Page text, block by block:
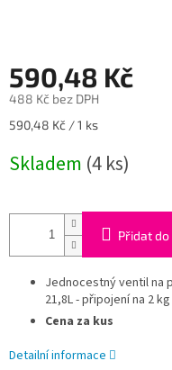
590,48 Kč
488 Kč bez DPH
Měrná
590,48 Kč / 1 ks
Skladem (4 ks)
Přidat do
Jednocestný ventil na
21,8L - připojení na 2
Cena za kus
Detailní informace